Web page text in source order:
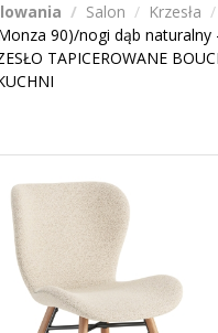
Salon Krzesła
90)/nogi dąb naturalny
TAPICEROWANE